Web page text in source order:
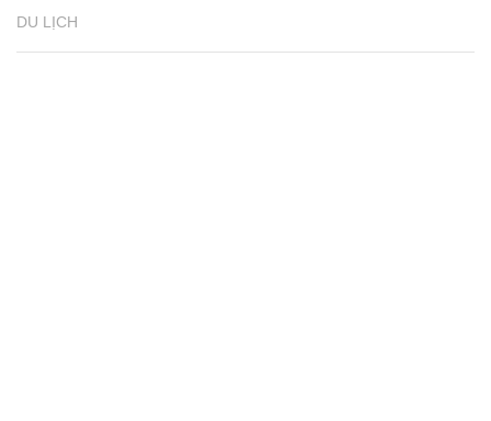
DU LỊCH